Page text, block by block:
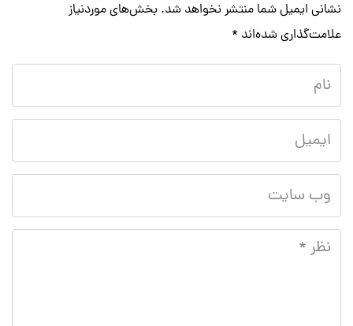
نشانی ایمیل شما منتشر نخواهد شد. بخش‌های موردنیاز
علامت‌گذاری شده‌اند *